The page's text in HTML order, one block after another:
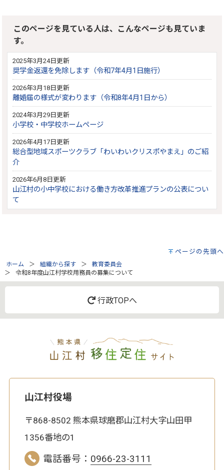
このページを見ている人は、こんなページも見ていま
す。
2025年3月24日更新
奨学金返還を免除します（令和7年4月1日施行）
2026年3月18日更新
離婚届の様式が変わります（令和8年4月1日から）
2024年3月29日更新
小学校・中学校ホームページ
2026年4月17日更新
総合型地域スポーツクラブ「わいわいクリスポやまえ」のご紹
介
2026年6月8日更新
山江村の小中学校における働き方改革推進プランの公表につい
て
ページの先頭へ
ホーム 組織から探す
教育委員会
令和8年度山江村学校用務員の募集について
行政TOPへ
山江村役場
〒868-8502 熊本県球磨郡山江村大字山田甲
1356番地の1
電話番号： 0966-23-3111